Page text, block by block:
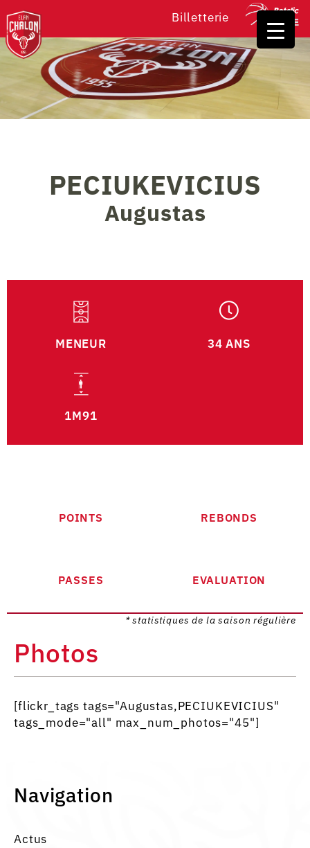
Billetterie
PECIUKEVICIUS
Augustas
MENEUR 34 ANS
1M91
POINTS REBONDS
PASSES EVALUATION
* statistiques de la saison régulière
Photos
[flickr_tags tags="Augustas,PECIUKEVICIUS"
tags_mode="all" max_num_photos="45"]
Navigation
Actus